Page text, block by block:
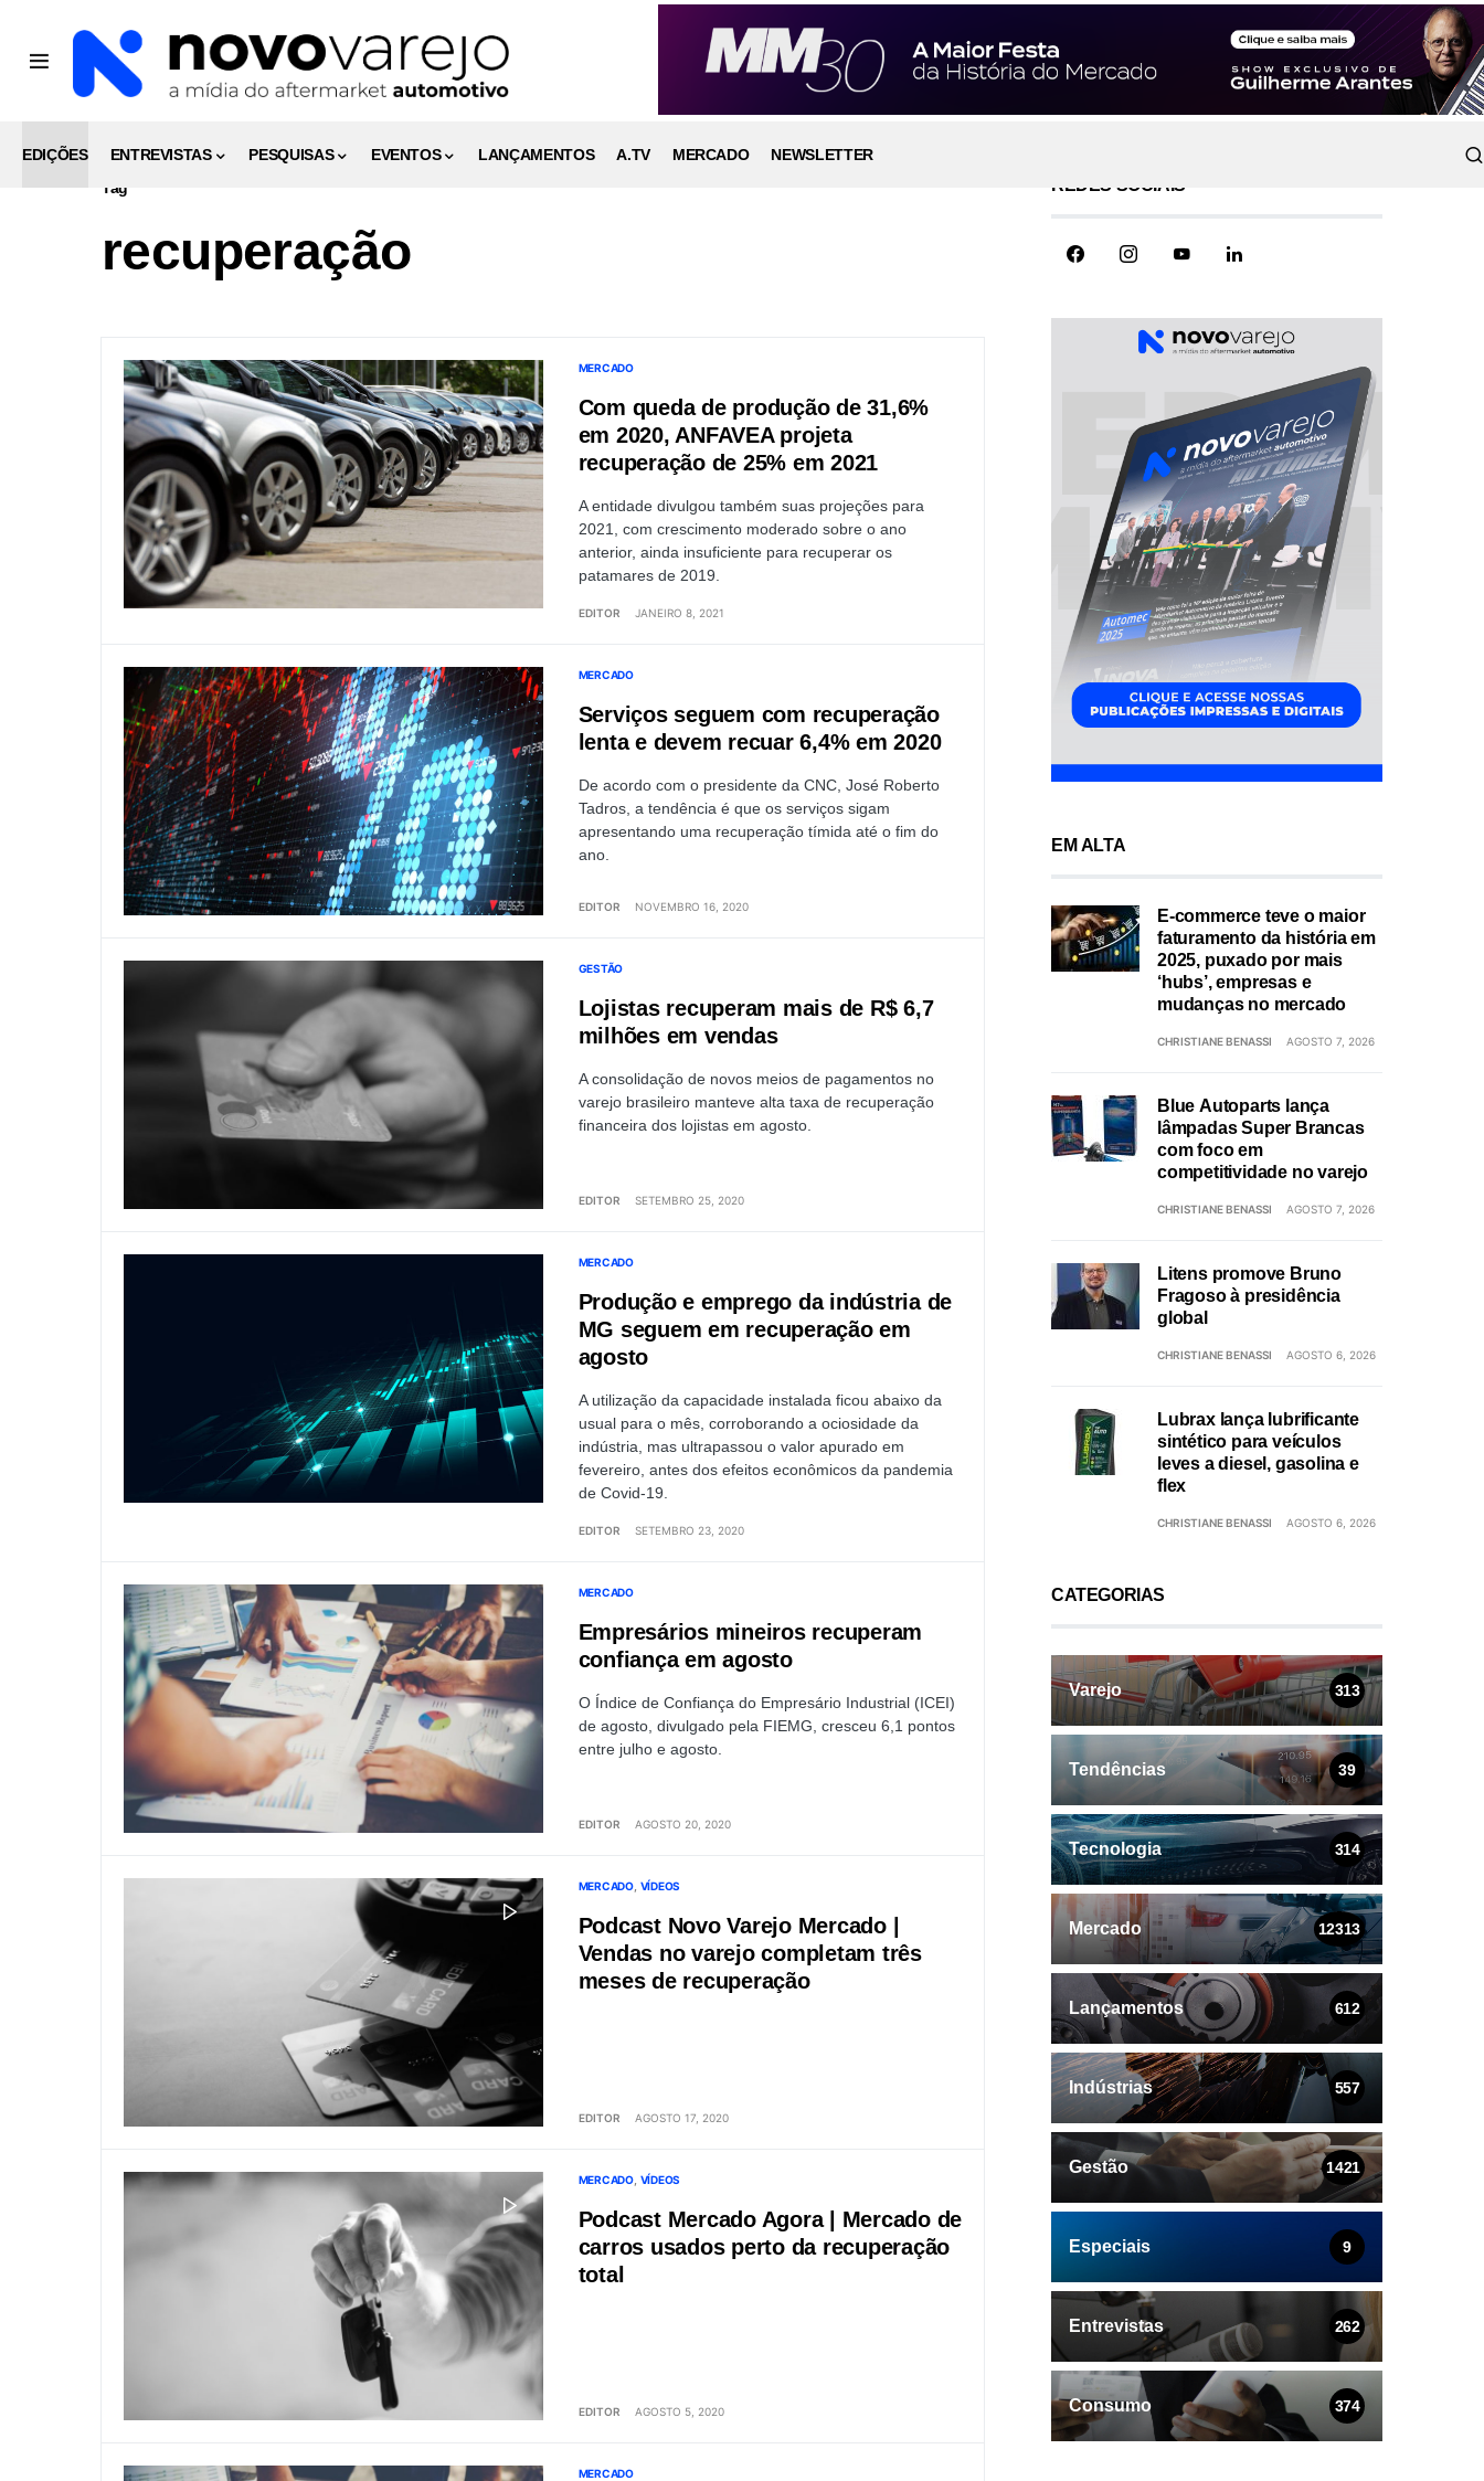
EDIÇÕES ENTREVISTAS PESQUISAS EVENTOS LANÇAMENTOS A.TV MERCADO
NEWSLETTER
Tag
recuperação
MERCADO
Com queda de produção de 31,6%
em 2020, ANFAVEA projeta
recuperação de 25% em 2021
A entidade divulgou também suas projeções para
2021, com crescimento moderado sobre o ano
anterior, ainda insuficiente para recuperar os
patamares de 2019.
EDITOR JANEIRO 8, 2021
MERCADO
Serviços seguem com recuperação
lenta e devem recuar 6,4% em 2020
De acordo com o presidente da CNC, José Roberto
Tadros, a tendência é que os serviços sigam
apresentando uma recuperação tímida até o fim do
ano.
EDITOR NOVEMBRO 16, 2020
GESTÃO
Lojistas recuperam mais de R$ 6,7
milhões em vendas
A consolidação de novos meios de pagamentos no
varejo brasileiro manteve alta taxa de recuperação
financeira dos lojistas em agosto.
EDITOR SETEMBRO 25, 2020
MERCADO
Produção e emprego da indústria de
MG seguem em recuperação em
agosto
A utilização da capacidade instalada ficou abaixo da
usual para o mês, corroborando a ociosidade da
indústria, mas ultrapassou o valor apurado em
fevereiro, antes dos efeitos econômicos da pandemia
de Covid-19.
EDITOR SETEMBRO 23, 2020
MERCADO
Empresários mineiros recuperam
confiança em agosto
O Índice de Confiança do Empresário Industrial (ICEI)
de agosto, divulgado pela FIEMG, cresceu 6,1 pontos
entre julho e agosto.
EDITOR AGOSTO 20, 2020
MERCADO VÍDEOS
Podcast Novo Varejo Mercado |
Vendas no varejo completam três
meses de recuperação
EDITOR AGOSTO 17, 2020
MERCADO VÍDEOS
Podcast Mercado Agora | Mercado de
carros usados perto da recuperação
total
EDITOR AGOSTO 5, 2020
MERCADO
REDES SOCIAIS
EM ALTA
E-commerce teve o maior
faturamento da história em
2025, puxado por mais
‘hubs’, empresas e
mudanças no mercado
CHRISTIANE BENASSI AGOSTO 7, 2026
Blue Autoparts lança
lâmpadas Super Brancas
com foco em
competitividade no varejo
CHRISTIANE BENASSI AGOSTO 7, 2026
Litens promove Bruno
Fragoso à presidência
global
CHRISTIANE BENASSI AGOSTO 6, 2026
Lubrax lança lubrificante
sintético para veículos
leves a diesel, gasolina e
flex
CHRISTIANE BENASSI AGOSTO 6, 2026
CATEGORIAS
Varejo 313
Tendências 39
Tecnologia 314
Mercado 12313
Lançamentos 612
Indústrias 557
Gestão 1421
Especiais 9
Entrevistas 262
Consumo 374